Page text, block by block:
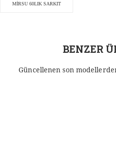
MİRSU 60LIK SARKIT
BENZER
Güncellenen son